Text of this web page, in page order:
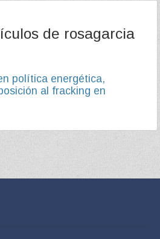
de rosagarcia
política energética,
al fracking en